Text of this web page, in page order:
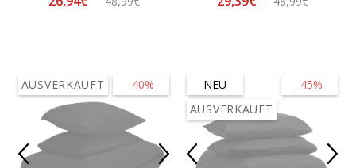
-40%
AUSVERKAUFT -45%
NEU
AUSVERKAUFT